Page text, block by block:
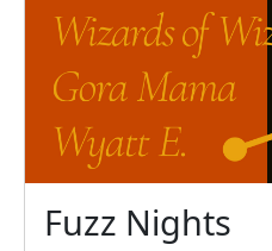
Fuzz Nights